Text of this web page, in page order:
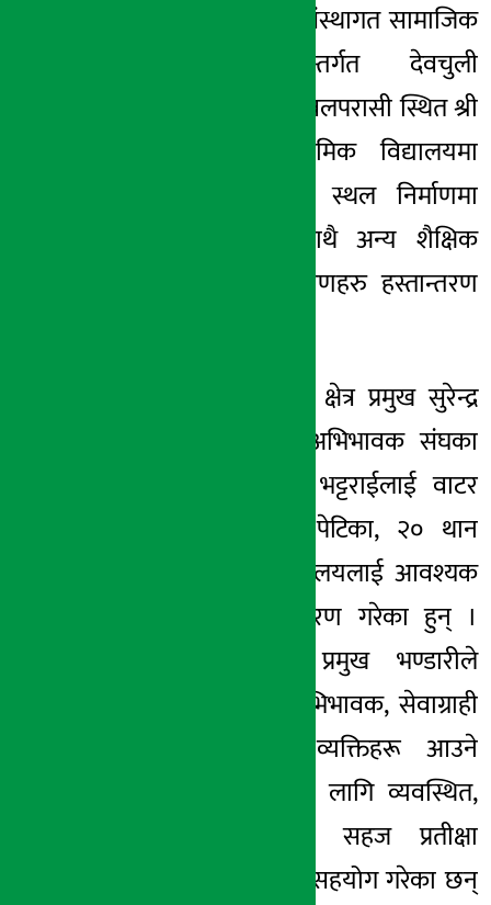
लिमिटेडले आफ्नो संस्थागत सामाजिक
उत्तरदायित्व अन्तर्गत देवचुली
नगरपालिका-१५, नवलपरासी स्थित श्री
जन ज्योति माध्यमिक विद्यालयमा
अभिभावक प्रतिक्षा स्थल निर्माणमा
सहयोग गर्नुका साथै अन्य शैक्षिक
सामग्री तथा उपकरणहरु हस्तान्तरण
बैंकका नारायणगढ क्षेत्र प्रमुख सुरेन्द्र
भण्डारीले शिक्षक–अभिभावक संघका
अध्यक्ष पदम राज भट्टराईलाई वाटर
डिस्पेन्सर, सुझाव पेटिका, २० थान
कुर्चीहरु तथा विद्यालयलाई आवश्यक
सेतो पाटी हस्तान्तरण गरेका हुन् ।
नारायणगढ क्षेत्र प्रमुख भण्डारीले
बैंकको तर्फबाट अभिभावक, सेवाग्राही
तथा समुदायका व्यक्तिहरू आउने
भएकाले उनीहरूका लागि व्यवस्थित,
सम्मानजनक तथा सहज प्रतीक्षा
स्थलको लागि पनि सहयोग गरेका छन्